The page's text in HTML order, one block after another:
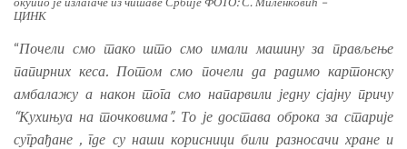
ЦИНК
“Почели смо тако што смо имали машину за прављење
папирних кеса. Потом смо почели да радимо картонску
амбалажу а након тога смо напарвили једну сјајну причу
“Кухињуа на точковима”. То је достава оброка за старије
суграђане , где су наши корисници били разносачи хране и